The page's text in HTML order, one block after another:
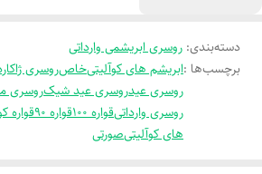
دسته‌بندی: روسری ابریشمی وارداتی
برچسب‌ها :ابریشم های کوآلیتیخاصروسری
روسری عیدروسری عید شیکروسری
روسری وارداتیقواره 100 قواره 90 قواره
های کوآلیتیصورتی